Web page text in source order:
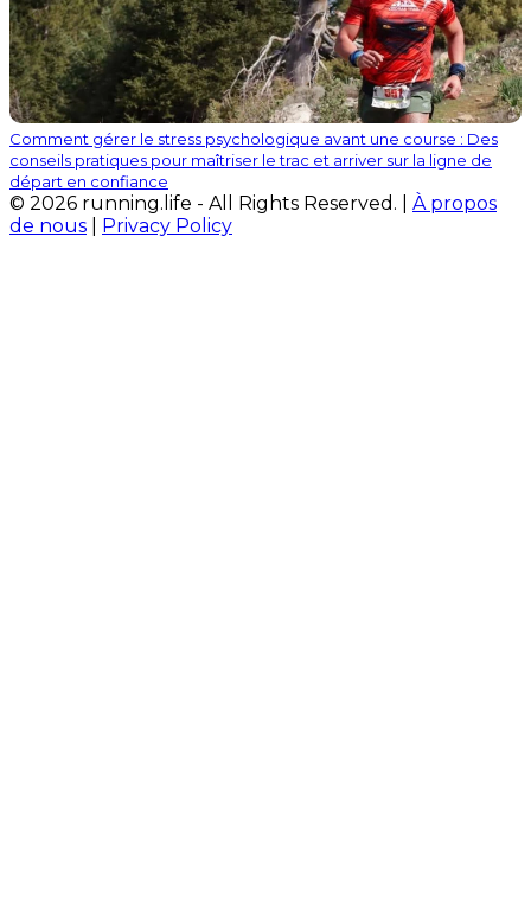
Comment gérer le stress psychologique avant une course : Des
conseils pratiques pour maîtriser le trac et arriver sur la ligne de
départ en confiance
© 2026 running.life - All Rights Reserved. | À propos
de nous
Privacy Policy